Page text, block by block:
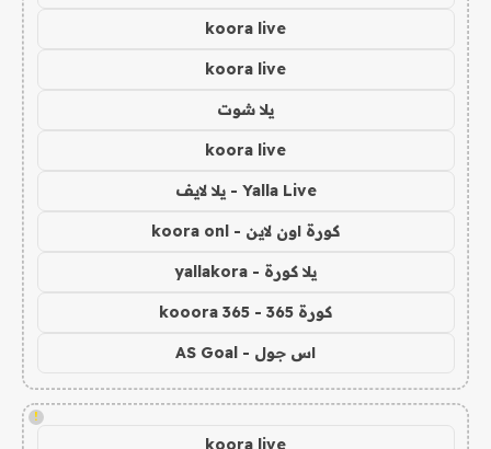
koora live
koora live
يلا شوت
koora live
Yalla Live - يلا لايف
كورة اون لاين - koora onl
يلا كورة - yallakora
كورة 365 - kooora 365
اس جول - AS Goal
!
koora live